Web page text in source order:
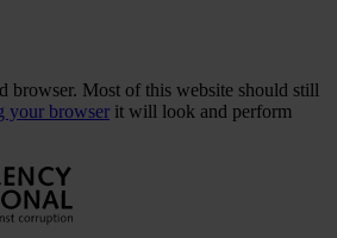
browser. Most of this website should still
your browser it will look and perform